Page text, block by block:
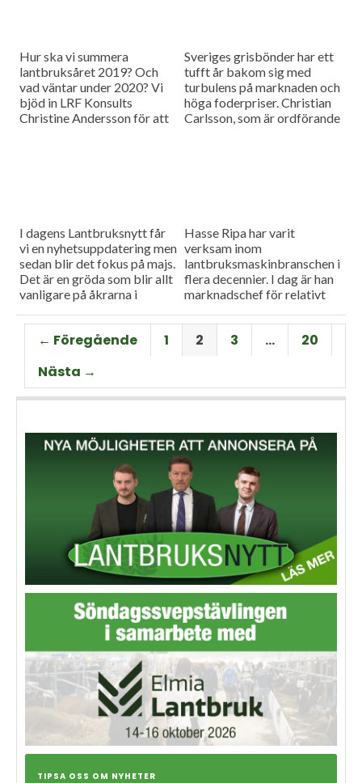
Hur ska vi summera
lantbruksåret 2019? Och
vad väntar under 2020? Vi
bjöd in LRF Konsults
Christine Andersson för att
Sveriges grisbönder har ett
tufft år bakom sig med
turbulens på marknaden och
höga foderpriser. Christian
Carlsson, som är ordförande
I dagens Lantbruksnytt får
vi en nyhetsuppdatering men
sedan blir det fokus på majs.
Det är en gröda som blir allt
vanligare på åkrarna i
som vet allt om majsens
fördelar, men också om
majsens utmaningar, är Hans
Thorell som började odla
grödan redan på 70-talet.
Hasse Ripa har varit
verksam inom
lantbruksmaskinbranschen i
flera decennier. I dag är han
marknadschef för relativt
Machinery med
huvudagenturen Claas. Hur
går det för Swedish Agro
← Föregående 1 2 3 …
20
Nästa →
TIPSA OSS OM NYHETER